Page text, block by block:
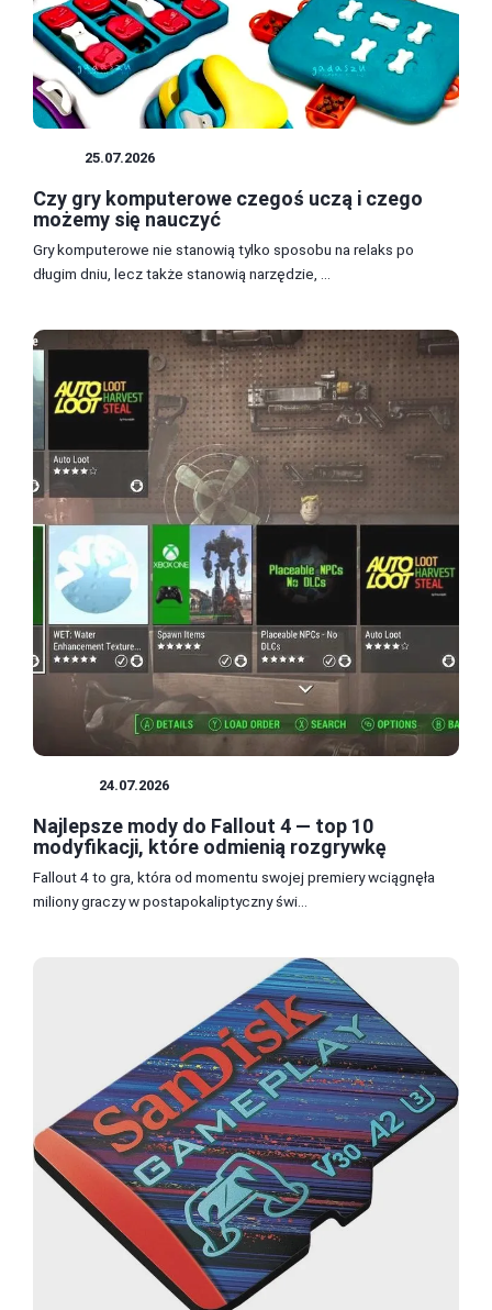
25.07.2026
Czy gry komputerowe czegoś uczą i czego
możemy się nauczyć
Gry komputerowe nie stanowią tylko sposobu na relaks po
długim dniu, lecz także stanowią narzędzie, ...
24.07.2026
Najlepsze mody do Fallout 4 — top 10
modyfikacji, które odmienią rozgrywkę
Fallout 4 to gra, która od momentu swojej premiery wciągnęła
miliony graczy w postapokaliptyczny świ...